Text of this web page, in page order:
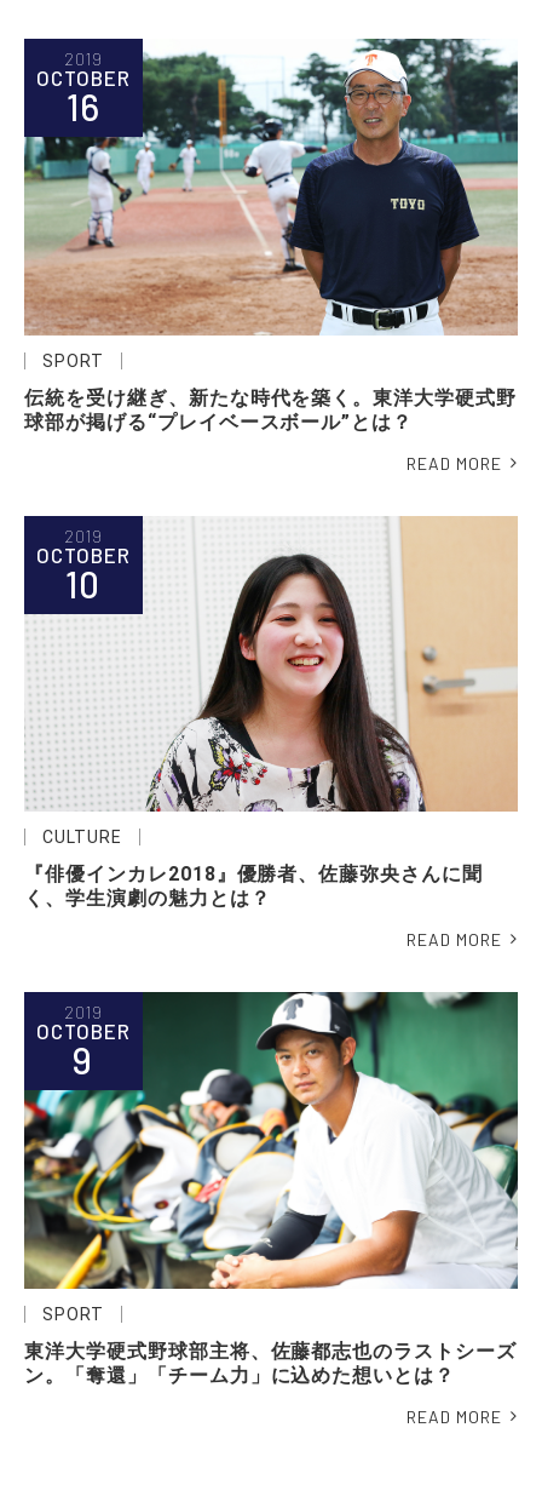
2019
OCTOBER
16
SPORT
伝統を受け継ぎ、新たな時代を築く。東洋大学硬式野
球部が掲げる“プレイベースボール”とは？
READ MORE
2019
OCTOBER
10
CULTURE
『俳優インカレ2018』優勝者、佐藤弥央さんに聞
く、学生演劇の魅力とは？
READ MORE
2019
OCTOBER
9
SPORT
東洋大学硬式野球部主将、佐藤都志也のラストシーズ
ン。「奪還」「チーム力」に込めた想いとは？
READ MORE